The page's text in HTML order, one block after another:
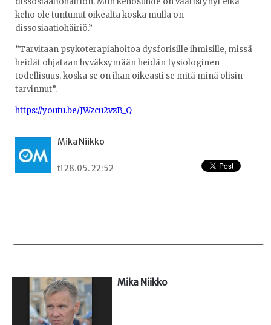
keho ole tuntunut oikealta koska mulla on
dissosiaatiohäiriö.”
”Tarvitaan psykoterapiahoitoa dysforisille ihmisille, missä
heidät ohjataan hyväksymään heidän fysiologinen
todellisuus, koska se on ihan oikeasti se mitä minä olisin
tarvinnut”.
https://youtu.be/JWzcu2vzB_Q
Mika Niikko
ti 28.05. 22:52
Mika Niikko